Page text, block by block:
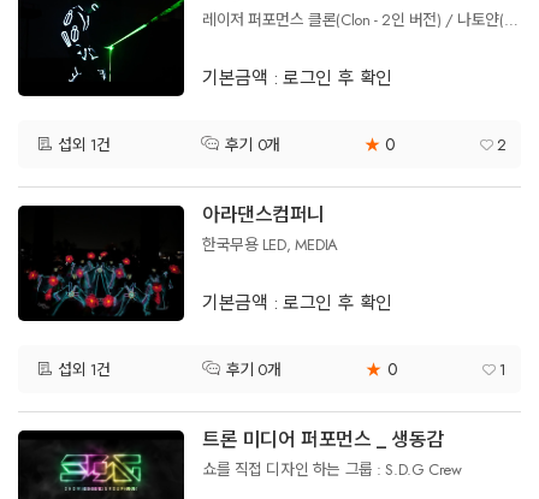
레이저 퍼포먼스 클론(Clon - 2인 버전) / 나토얀(Natoyan 1인 버전)
기본금액 : 로그인 후 확인
섭외 1건 후기 0개 ★ 0 2
아라댄스컴퍼니
한국무용 LED, MEDIA
기본금액 : 로그인 후 확인
섭외 1건 후기 0개 ★ 0 1
트론 미디어 퍼포먼스 _ 생동감
쇼를 직접 디자인 하는 그룹 : S.D.G Crew